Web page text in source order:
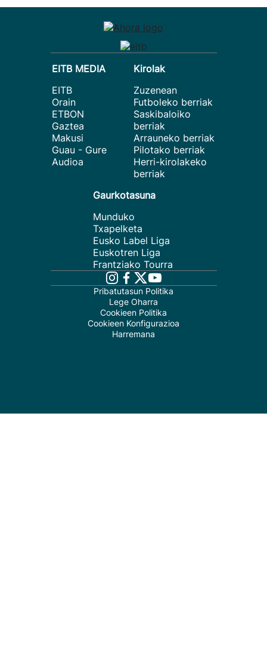
EITB MEDIA
EITB
Orain
ETBON
Gaztea
Makusi
Guau - Gure
Audioa
Kirolak
Zuzenean
Futboleko berriak
Saskibaloiko
berriak
Arrauneko berriak
Pilotako berriak
Herri-kirolakeko
berriak
Gaurkotasuna
Munduko
Txapelketa
Eusko Label Liga
Euskotren Liga
Frantziako Tourra
Pribatutasun Politika
Lege Oharra
Cookieen Politika
Cookieen Konfigurazioa
Harremana